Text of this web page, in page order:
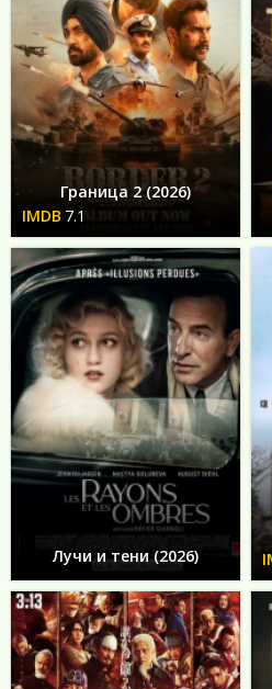
Граница 2 (2026)
7.1
Лучи и тени (2026)